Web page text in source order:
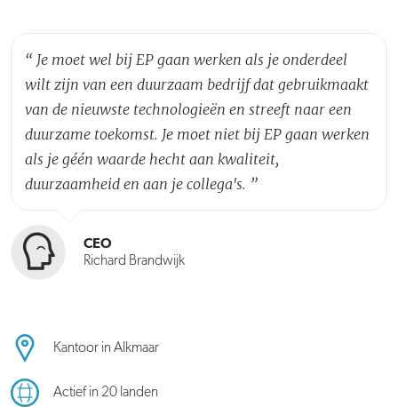
“ Je moet wel bij EP gaan werken als je onderdeel
wilt zijn van een duurzaam bedrijf dat gebruikmaakt
van de nieuwste technologieën en streeft naar een
duurzame toekomst. Je moet niet bij EP gaan werken
als je géén waarde hecht aan kwaliteit,
duurzaamheid en aan je collega's. ”
CEO
Richard Brandwijk
Kantoor in Alkmaar
Actief in 20 landen